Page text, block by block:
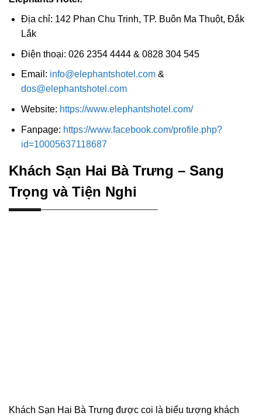
Địa chỉ: 142 Phan Chu Trinh, TP. Buôn Ma Thuột, Đắk
Lắk
Điện thoại: 026 2354 4444 & 0828 304 545
Email: info@elephantshotel.com&
dos@elephantshotel.com
Website: https://www.elephantshotel.com/
Fanpage: https://www.facebook.com/profile.php?
id=10005637118687
Khách Sạn Hai Bà Trưng – Sang
Trọng và Tiện Nghi
Khách Sạn Hai Bà Trưng được coi là biểu tượng khách